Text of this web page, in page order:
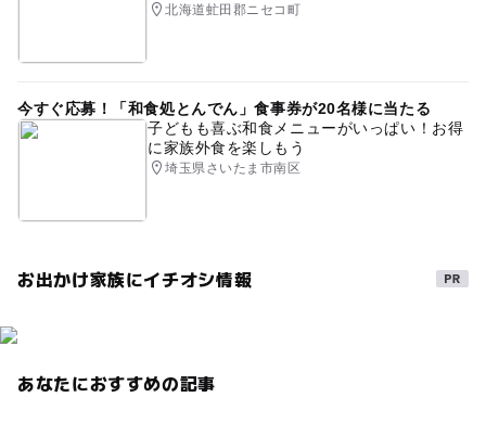
北海道虻田郡ニセコ町
今すぐ応募！「和食処とんでん」食事券が20名様に当たる
子どもも喜ぶ和食メニューがいっぱい！お得
に家族外食を楽しもう
埼玉県さいたま市南区
お出かけ家族にイチオシ情報
あなたにおすすめの記事